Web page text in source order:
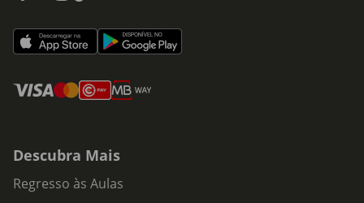
Descubra Mais
Regresso às Aulas